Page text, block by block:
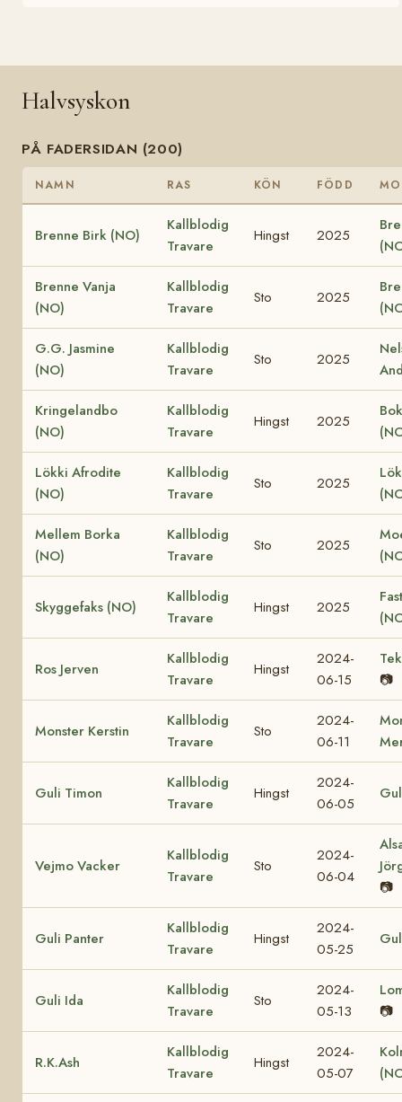
Halvsyskon
PÅ FADERSIDAN (200)
NAMN RAS KÖN FÖDD
Brenne Birk (NO)
Kallblodig
Travare
Hingst 2025
Brenne Vanja
(NO)
Kallblodig
Travare
Sto 2025
G.G. Jasmine
(NO)
Kallblodig
Travare
Sto 2025
Kringelandbo
(NO)
Kallblodig
Travare
Hingst 2025
Lökki Afrodite
(NO)
Kallblodig
Travare
Sto 2025
Mellem Borka
(NO)
Kallblodig
Travare
Sto 2025
Skyggefaks (NO)
Kallblodig
Travare
Hingst 2025
Ros Jerven
Kallblodig
Travare
Hingst
2024-
06-15
📷
Monster Kerstin
Kallblodig
Travare
Sto
2024-
06-11
Guli Timon
Kallblodig
Travare
Hingst
2024-
06-05
Vejmo Vacker
Kallblodig
Travare
Sto
2024-
06-04
📷
Guli Panter
Kallblodig
Travare
Hingst
2024-
05-25
Guli Ida
Kallblodig
Travare
Sto
2024-
05-13
📷
R.K.Ash
Kallblodig
Travare
Hingst
2024-
05-07